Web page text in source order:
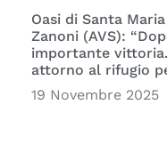
Oasi di Santa
Zanoni (AVS):
importante
attorno al rifugio
19 Novembre 2025